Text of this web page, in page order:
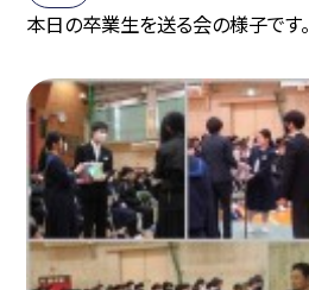
本日の卒業生を送る会の様子です。